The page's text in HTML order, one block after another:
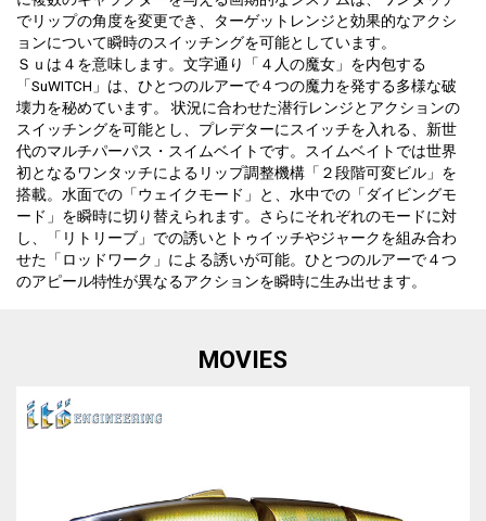
でリップの角度を変更でき、ターゲットレンジと効果的なアクシ
ョンについて瞬時のスイッチングを可能としています。
Ｓｕは４を意味します。文字通り「４人の魔女」を内包する
「SuWITCH」は、ひとつのルアーで４つの魔力を発する多様な破
壊力を秘めています。 状況に合わせた潜行レンジとアクションの
スイッチングを可能とし、プレデターにスイッチを入れる、新世
代のマルチパーパス・スイムベイトです。スイムベイトでは世界
初となるワンタッチによるリップ調整機構「２段階可変ビル」を
搭載。水面での「ウェイクモード」と、水中での「ダイビングモ
ード」を瞬時に切り替えられます。さらにそれぞれのモードに対
し、「リトリーブ」での誘いとトゥイッチやジャークを組み合わ
せた「ロッドワーク」による誘いが可能。ひとつのルアーで４つ
のアピール特性が異なるアクションを瞬時に生み出せます。
MOVIES